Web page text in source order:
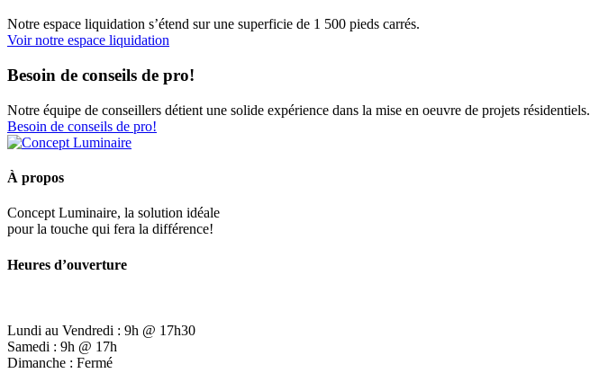
Notre espace liquidation s’étend sur une superficie de 1 500 pieds carrés.
Voir notre espace liquidation
Besoin de conseils de pro!
Notre équipe de conseillers détient une solide expérience dans la mise en oeuvre de projets résidentiels.
Besoin de conseils de pro!
À propos
Concept Luminaire, la solution idéale
pour la touche qui fera la différence!
Heures d’ouverture
Lundi au Vendredi : 9h @ 17h30
Samedi : 9h @ 17h
Dimanche : Fermé